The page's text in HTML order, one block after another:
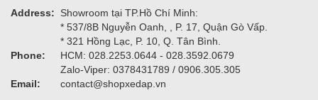
Address:
Showroom tại TP.Hồ Chí Minh:
* 537/8B Nguyễn Oanh, , P. 17, Quận Gò Vấp.
* 321 Hồng Lạc, P. 10, Q. Tân Bình.
Phone:
HCM: 028.2253.0644 - 028.3592.0679
Zalo-Viper: 0378431789 / 0906.305.305
Email:
contact@shopxedap.vn